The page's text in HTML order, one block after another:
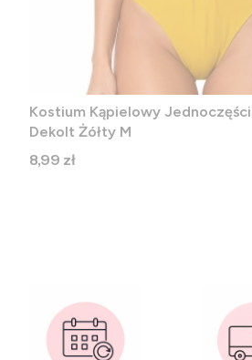
Kostium Kąpielowy
Dekolt Żółty M
Cena
8,99 zł